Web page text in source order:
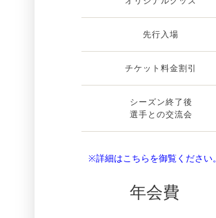
先行入場
チケット料金割引
シーズン終了後
選手との交流会
※詳細はこちらを御覧ください。
年会費